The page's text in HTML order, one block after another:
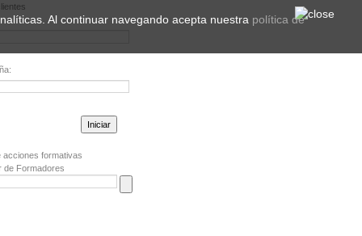
acciones formativas
de Formadores
Al continuar navegando acepta nuestra política de